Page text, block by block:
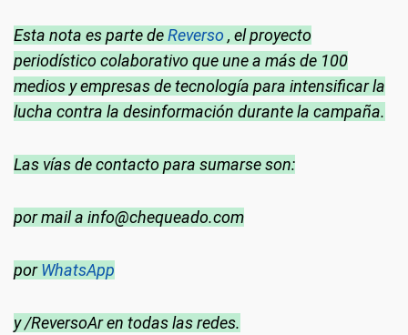
Esta nota es parte deReverso , el proyecto
periodístico colaborativo que une a más de 100
medios y empresas de tecnología para intensificar la
lucha contra la desinformación durante la campaña.
Las vías de contacto para sumarse son:
por mail a info@chequeado.com
porWhatsApp
y /ReversoAr en todas las redes.